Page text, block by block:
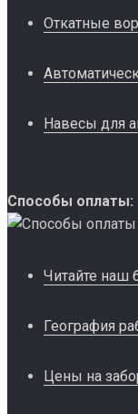
Откатные
Навесы для
Способы оплаты:
Читайте наш
География
Цены на